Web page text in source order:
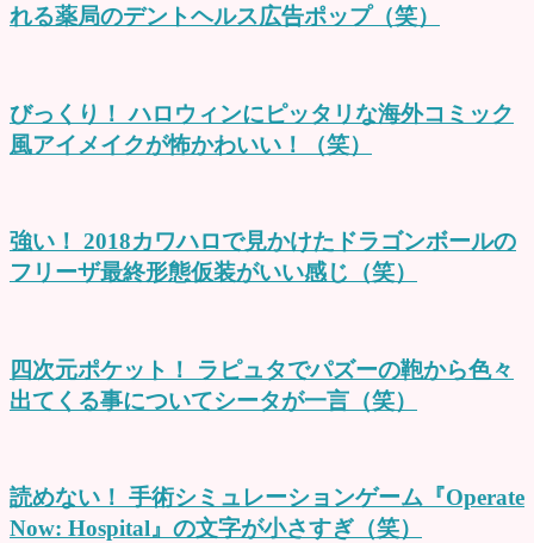
れる薬局のデントヘルス広告ポップ（笑）
びっくり！ ハロウィンにピッタリな海外コミック
風アイメイクが怖かわいい！（笑）
強い！ 2018カワハロで見かけたドラゴンボールの
フリーザ最終形態仮装がいい感じ（笑）
四次元ポケット！ ラピュタでパズーの鞄から色々
出てくる事についてシータが一言（笑）
読めない！ 手術シミュレーションゲーム『Operate
Now: Hospital』の文字が小さすぎ（笑）